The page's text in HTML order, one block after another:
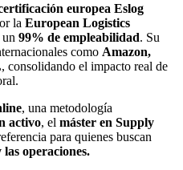
europea Eslog
la European Logistics
99% de empleabilidad. Su
como Amazon,
, consolidando el impacto real de
, una metodología
activo, el máster en Supply
para quienes buscan
operaciones.